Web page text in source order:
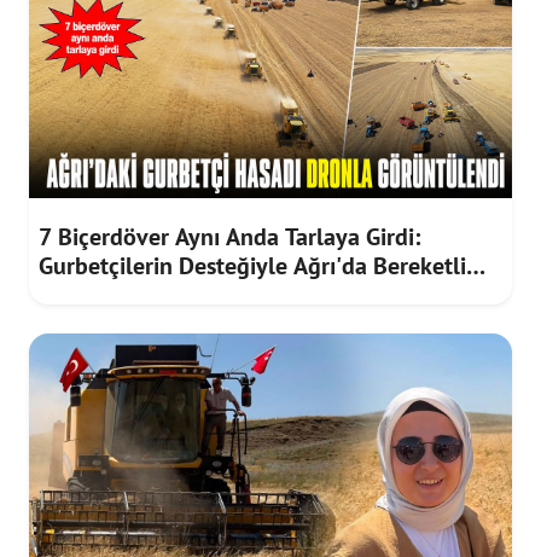
7 Biçerdöver Aynı Anda Tarlaya Girdi:
Gurbetçilerin Desteğiyle Ağrı'da Bereketli